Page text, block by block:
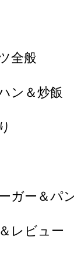
全般
ン＆炒飯
ガー＆パ
レビュー